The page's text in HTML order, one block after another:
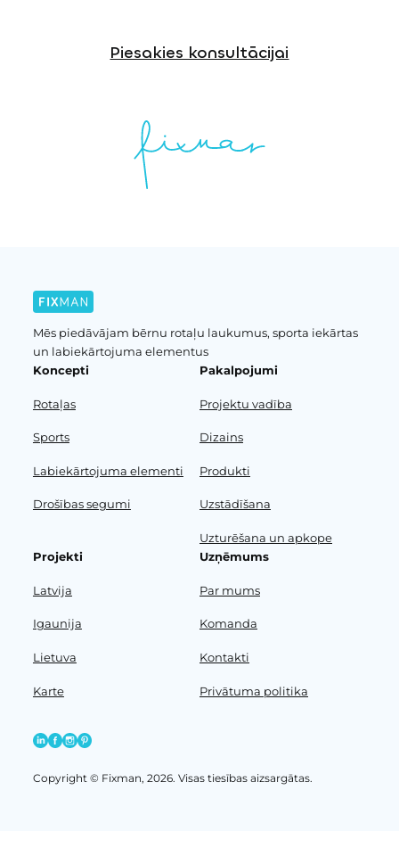
Piesakies konsultācijai
Mēs piedāvājam bērnu rotaļu laukumus, sporta iekārtas
un labiekārtojuma elementus
Koncepti
Rotaļas
Sports
Labiekārtojuma elementi
Drošības segumi
Pakalpojumi
Projektu vadība
Dizains
Produkti
Uzstādīšana
Uzturēšana un apkope
Projekti
Latvija
Igaunija
Lietuva
Karte
Uzņēmums
Par mums
Komanda
Kontakti
Privātuma politika
Copyright © Fixman, 2026. Visas tiesības aizsargātas.